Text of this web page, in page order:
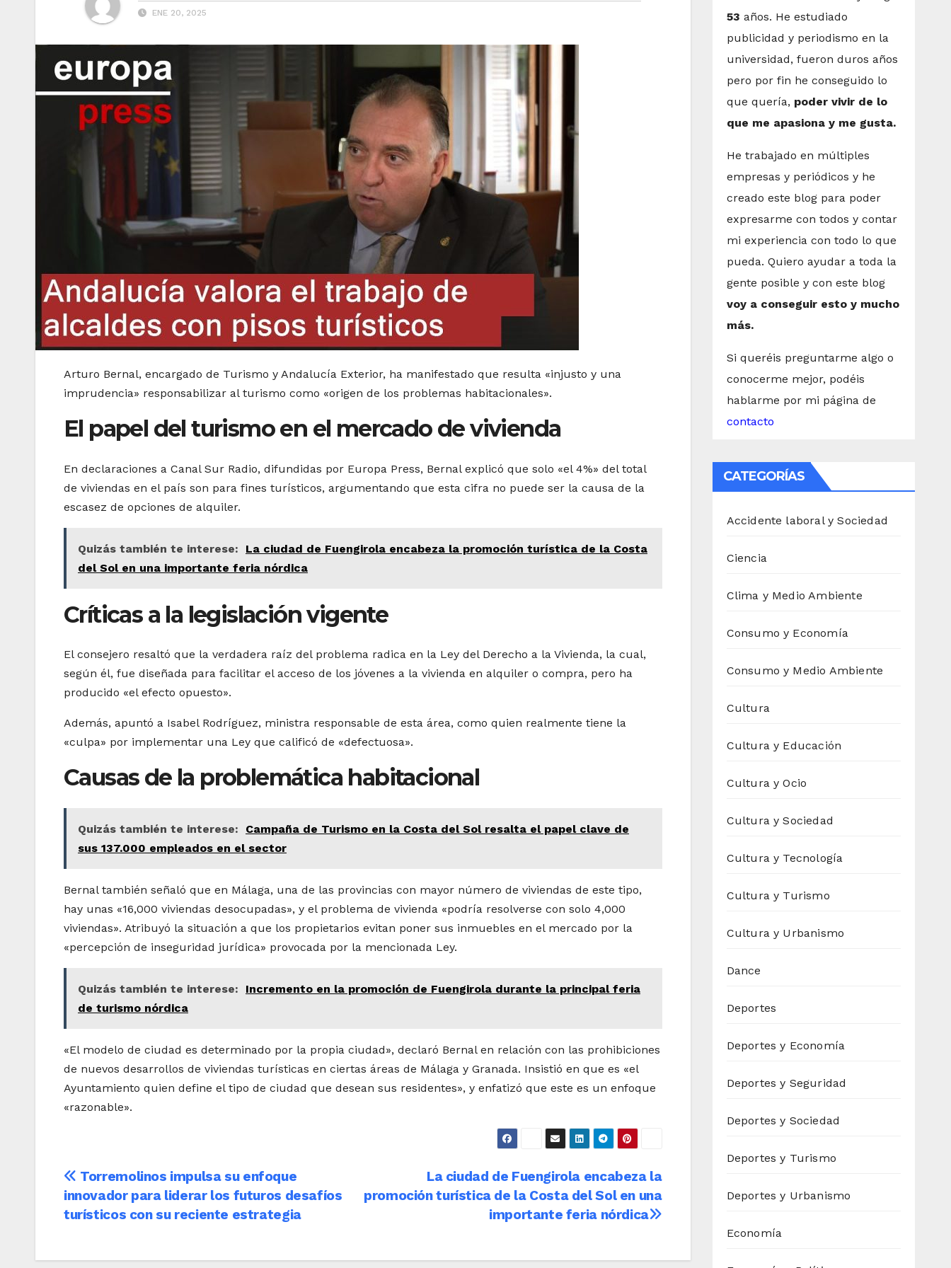
ENE 20, 2025
Arturo Bernal, encargado de Turismo y Andalucía Exterior, ha manifestado que resulta «injusto y una
imprudencia» responsabilizar al turismo como «origen de los problemas habitacionales».
El papel del turismo en el mercado de vivienda
En declaraciones a Canal Sur Radio, difundidas por Europa Press, Bernal explicó que solo «el 4%» del total
de viviendas en el país son para fines turísticos, argumentando que esta cifra no puede ser la causa de la
escasez de opciones de alquiler.
Quizás también te interese:
La ciudad de Fuengirola encabeza la promoción turística de la Costa
del Sol en una importante feria nórdica
Críticas a la legislación vigente
El consejero resaltó que la verdadera raíz del problema radica en la Ley del Derecho a la Vivienda, la cual,
según él, fue diseñada para facilitar el acceso de los jóvenes a la vivienda en alquiler o compra, pero ha
producido «el efecto opuesto».
Además, apuntó a Isabel Rodríguez, ministra responsable de esta área, como quien realmente tiene la
«culpa» por implementar una Ley que calificó de «defectuosa».
Causas de la problemática habitacional
Quizás también te interese:
Campaña de Turismo en la Costa del Sol resalta el papel clave de
sus 137.000 empleados en el sector
Bernal también señaló que en Málaga, una de las provincias con mayor número de viviendas de este tipo,
hay unas «16,000 viviendas desocupadas», y el problema de vivienda «podría resolverse con solo 4,000
viviendas». Atribuyó la situación a que los propietarios evitan poner sus inmuebles en el mercado por la
«percepción de inseguridad jurídica» provocada por la mencionada Ley.
Quizás también te interese:
Incremento en la promoción de Fuengirola durante la principal feria
de turismo nórdica
«El modelo de ciudad es determinado por la propia ciudad», declaró Bernal en relación con las prohibiciones
de nuevos desarrollos de viviendas turísticas en ciertas áreas de Málaga y Granada. Insistió en que es «el
Ayuntamiento quien define el tipo de ciudad que desean sus residentes», y enfatizó que este es un enfoque
«razonable».
Navegación
de
La ciudad de Fuengirola encabeza la
promoción turística de la Costa del Sol en una
importante feria nórdica
Torremolinos impulsa su enfoque
innovador para liderar los futuros desafíos
turísticos con su reciente estrategia
53 años. He estudiado
publicidad y periodismo en la
universidad, fueron duros años
pero por fin he conseguido lo
que quería, poder vivir de lo
que me apasiona y me gusta.
He trabajado en múltiples
empresas y periódicos y he
creado este blog para poder
expresarme con todos y contar
mi experiencia con todo lo que
pueda. Quiero ayudar a toda la
gente posible y con este blog
voy a conseguir esto y mucho
más.
Si queréis preguntarme algo o
conocerme mejor, podéis
hablarme por mi página de
contacto
CATEGORÍAS
Accidente laboral y Sociedad
Ciencia
Clima y Medio Ambiente
Consumo y Economía
Consumo y Medio Ambiente
Cultura
Cultura y Educación
Cultura y Ocio
Cultura y Sociedad
Cultura y Tecnología
Cultura y Turismo
Cultura y Urbanismo
Dance
Deportes
Deportes y Economía
Deportes y Seguridad
Deportes y Sociedad
Deportes y Turismo
Deportes y Urbanismo
Economía